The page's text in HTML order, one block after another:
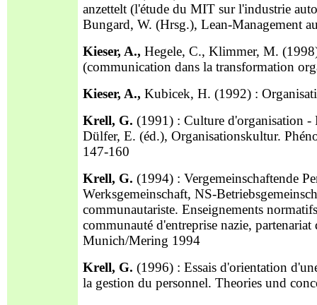
anzettelt (l'étude du MIT sur l'industrie
Bungard, W. (Hrsg.), Lean-Management
Kieser, A., Hegele, C., Klimmer, M.
(communication dans la transformation
Kieser, A., Kubicek, H. (1992) :
Krell, G. (1991) : Culture d'organisation -
Dülfer, E. (éd.), Organisationskultur.
147-160
Krell, G. (1994) : Vergemeinschaftende
Werksgemeinschaft, NS-
communautariste. Enseignements
communauté d'entreprise nazie,
Munich/Mering 1994
Krell, G. (1996) : Essais d'orientation
la gestion du personnel. Theories und